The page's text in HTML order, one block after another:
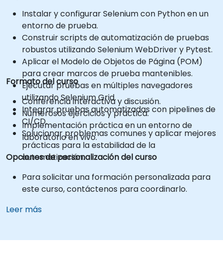
Instalar y configurar Selenium con Python en un
entorno de prueba.
Construir scripts de automatización de pruebas
robustos utilizando Selenium WebDriver y Pytest.
Aplicar el Modelo de Objetos de Página (POM)
para crear marcos de prueba mantenibles.
Ejecutar pruebas en múltiples navegadores
utilizando Selenium Grid.
Integrar pruebas automatizadas con pipelines de
CI/CD.
Solucionar problemas comunes y aplicar mejores
prácticas para la estabilidad de la
automatización.
Formato del curso
Conferencia interactiva y discusión.
Numerosos ejercicios y práctica.
Implementación práctica en un entorno de
laboratorio en vivo.
Opciones de personalización del curso
Para solicitar una formación personalizada para
este curso, contáctenos para coordinarlo.
Leer más